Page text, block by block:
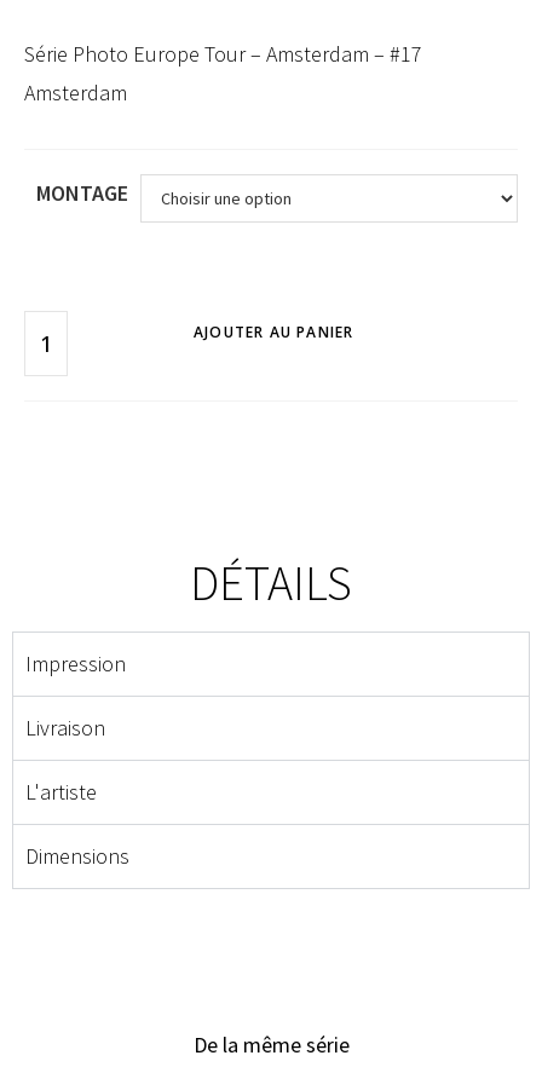
Série Photo Europe Tour – Amsterdam – #17
Amsterdam
MONTAGE
AJOUTER AU PANIER
DÉTAILS
Impression
Livraison
L'artiste
Dimensions
De la même série